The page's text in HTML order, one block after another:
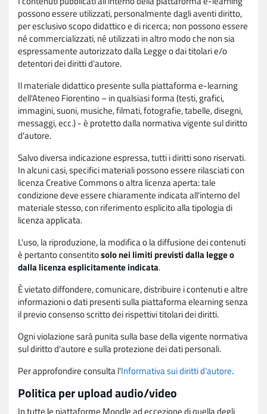
possono essere utilizzati, personalmente dagli aventi diritto,
per esclusivo scopo didattico e di ricerca; non possono essere
né commercializzati, né utilizzati in altro modo che non sia
espressamente autorizzato dalla Legge o dai titolari e/o
detentori dei diritti d'autore.
Il materiale didattico presente sulla piattaforma e-learning
dell'Ateneo Fiorentino – in qualsiasi forma (testi, grafici,
immagini, suoni, musiche, filmati, fotografie, tabelle, disegni,
messaggi, ecc.) - è protetto dalla normativa vigente sul diritto
d'autore.
Salvo diversa indicazione espressa, tutti i diritti sono riservati.
In alcuni casi, specifici materiali possono essere rilasciati con
licenza Creative Commons o altra licenza aperta: tale
condizione deve essere chiaramente indicata all'interno del
materiale stesso, con riferimento esplicito alla tipologia di
licenza applicata.
L'uso, la riproduzione, la modifica o la diffusione dei contenuti
è pertanto consentitosolo nei limiti previsti dalla legge o
dalla licenza esplicitamente indicata.
È vietato diffondere, comunicare, distribuire i contenuti e altre
informazioni o dati presenti sulla piattaforma elearning senza
il previo consenso scritto dei rispettivi titolari dei diritti.
Ogni violazione sarà punita sulla base della vigente normativa
sul diritto d'autore e sulla protezione dei dati personali.
Per approfondire consulta l'Informativa sui diritti d'autore.
Politica per upload audio/video
In tutte le piattaforme Moodle ad eccezione di quella degli